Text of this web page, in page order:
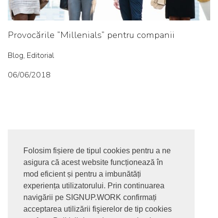
Folosim fișiere de tipul cookies pentru a ne
asigura că acest website funcționează în
mod eficient și pentru a imbunătăți
experiența utilizatorului. Prin continuarea
navigării pe SIGNUP.WORK confirmați
acceptarea utilizării fişierelor de tip cookies
Provocările ”Millenials” pentru companii
Blog, Editorial
06/06/2018
© 2017-2026. Toate drepturile rezervate
SIGNUPDOTWORK SRLTermeni si conditii | Politica de
confidentialitate | Politica de livrare si anulare comanda |
Politica GDPR